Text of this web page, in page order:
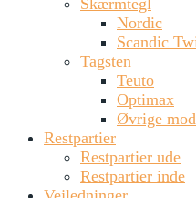
Skærmtegl
Nordic
Scandic
Tagsten
Teuto
Optimax
Øvrige
Restpartier
Restpartier ude
Restpartier inde